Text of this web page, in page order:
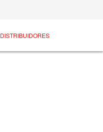
DISTRIBUIDORES